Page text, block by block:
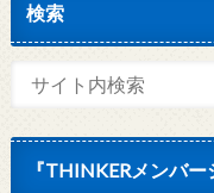
検索
『THINKERメンバ